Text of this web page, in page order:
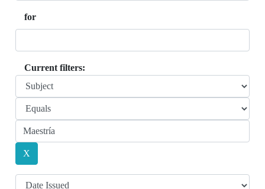
for
Current filters: